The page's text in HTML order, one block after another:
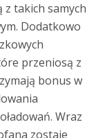
z takich samych
Dodatkowo
przeniosą z
bonus w
Wraz
zostaje